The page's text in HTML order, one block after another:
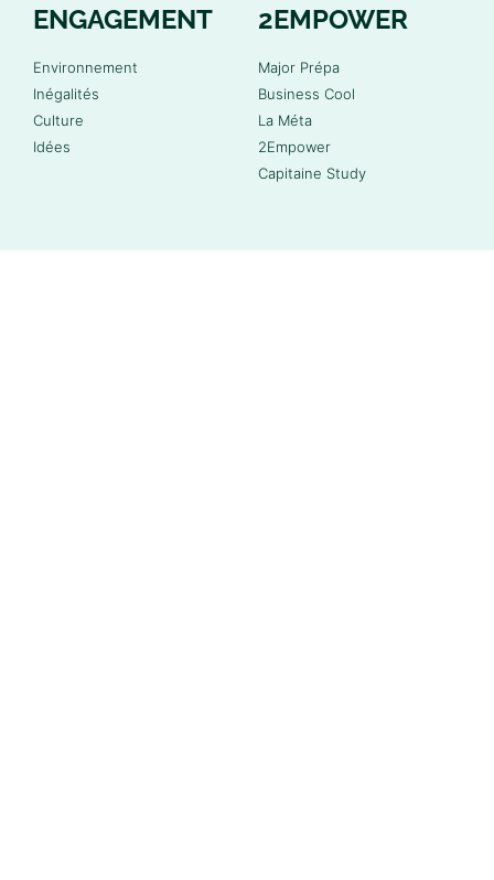
ENGAGEMENT
Environnement
Inégalités
Culture
Idées
2EMPOWER
Major Prépa
Business Cool
La Méta
2Empower
Capitaine Study